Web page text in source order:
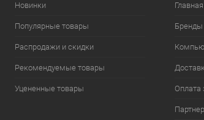
Новинки
Популярные товары
Распродажи и скидки
Рекомендуемые товары
Уцененные товары
Главная
Бренды
Оплата